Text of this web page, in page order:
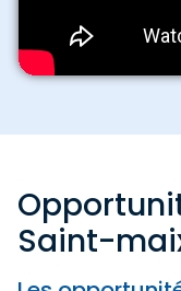
Saint-